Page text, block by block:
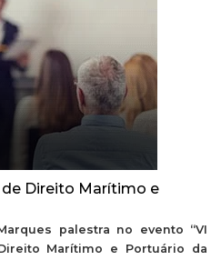
Direito Marítimo e
palestra no evento “VI
Marítimo e Portuário da